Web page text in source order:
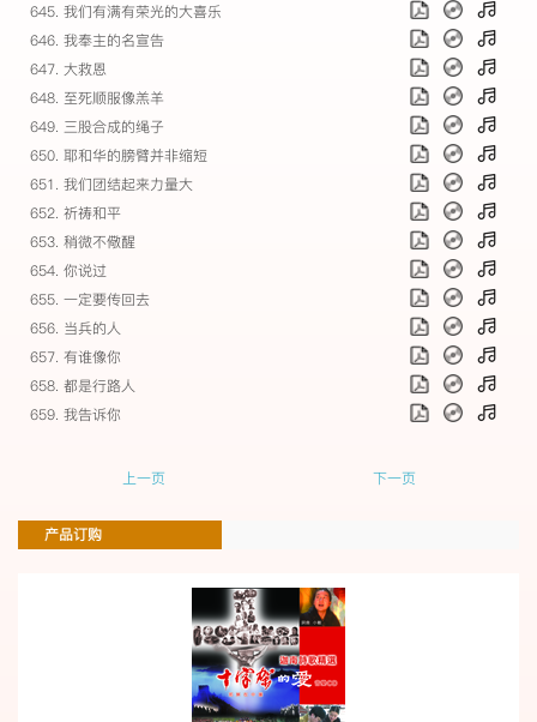
645. 我们有满有荣光的大喜乐
646. 我奉主的名宣告
647. 大救恩
648. 至死顺服像羔羊
649. 三股合成的绳子
650. 耶和华的膀臂并非缩短
651. 我们团结起来力量大
652. 祈祷和平
653. 稍微不儆醒
654. 你说过
655. 一定要传回去
656. 当兵的人
657. 有谁像你
658. 都是行路人
659. 我告诉你
上一页 下一页
产品订购